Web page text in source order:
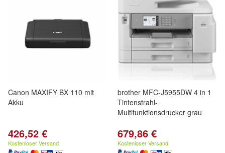
Canon MAXIFY BX 110 mit
Akku
426,52 €
Kostenloser Versand
brother MFC-J5955DW 4 in 1
Tintenstrahl-
Multifunktionsdrucker grau
679,86 €
Kostenloser Versand